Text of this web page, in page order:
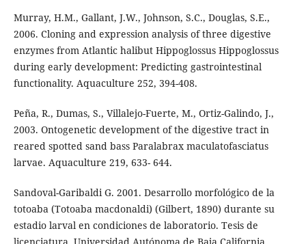
Murray, H.M., Gallant, J.W., Johnson, S.C., Douglas, S.E.,
2006. Cloning and expression analysis of three digestive
enzymes from Atlantic halibut Hippoglossus Hippoglossus
during early development: Predicting gastrointestinal
functionality. Aquaculture 252, 394-408.
Peña, R., Dumas, S., Villalejo-Fuerte, M., Ortiz-Galindo, J.,
2003. Ontogenetic development of the digestive tract in
reared spotted sand bass Paralabrax maculatofasciatus
larvae. Aquaculture 219, 633- 644.
Sandoval-Garibaldi G. 2001. Desarrollo morfológico de la
totoaba (Totoaba macdonaldi) (Gilbert, 1890) durante su
estadio larval en condiciones de laboratorio. Tesis de
licenciatura, Universidad Autónoma de Baja California,